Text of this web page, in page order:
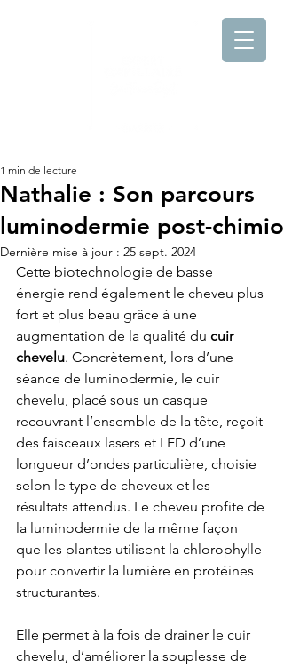
Nathalie : Son parcours
luminodermie post-chimio
1 min de lecture
Dernière mise à jour : 25 sept. 2024
Cette biotechnologie de basse
énergie rend également le ​cheveu plus
fort et plus beau grâce à une
augmentation de la qualité du ​cuir
chevelu​. Concrètement, lors d’une
séance de luminodermie, le cuir
chevelu, placé sous un casque
recouvrant l’ensemble de la tête, reçoit
des faisceaux lasers et LED d’une
longueur d’ondes particulière, choisie
selon le ​type de cheveux et les
résultats attendus. Le cheveu profite de
la luminodermie de la même façon
que les plantes utilisent la chlorophylle
pour convertir la lumière en protéines
structurantes.
Elle permet à la fois de drainer le cuir
chevelu, d’améliorer la souplesse de